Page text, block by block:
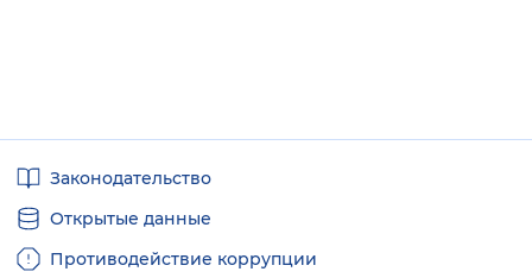
ссылкиЗаконодательство
Открытые данные
Противодействие коррупции